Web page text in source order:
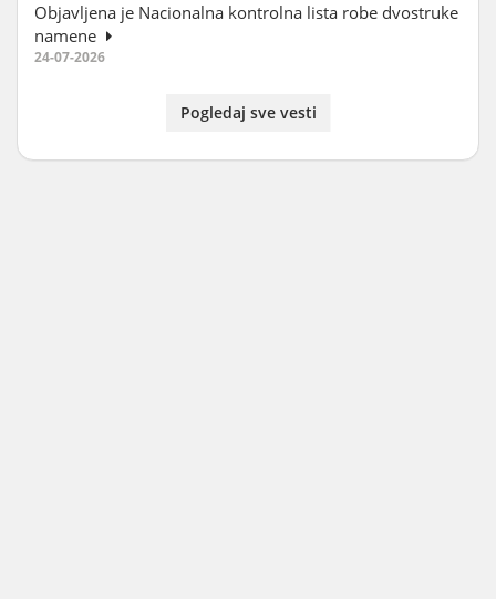
Objavljena je Nacionalna kontrolna lista robe dvostruke
namene
24-07-2026
Pogledaj sve vesti